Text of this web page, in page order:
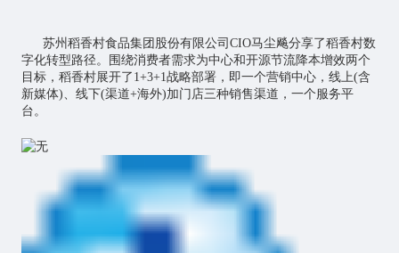
苏州稻香村食品集团股份有限公司CIO马尘飚分享了稻香村数
字化转型路径。围绕消费者需求为中心和开源节流降本增效两个
目标，稻香村展开了1+3+1战略部署，即一个营销中心，线上(含
新媒体)、线下(渠道+海外)加门店三种销售渠道，一个服务平
台。